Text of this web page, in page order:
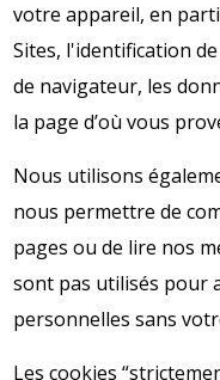
votre appareil, en
Sites, l'identification
de navigateur, les
la page d’où vous
Nous utilisons
nous permettre de
pages ou de lire nos
sont pas utilisés pour
personnelles sans
Les cookies